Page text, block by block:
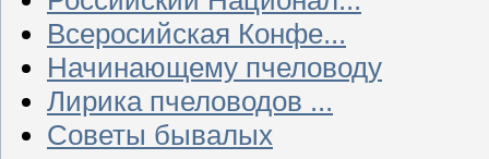
Всеросийская Конфе...
Начинающему пчеловоду
Лирика пчеловодов ...
Советы бывалых